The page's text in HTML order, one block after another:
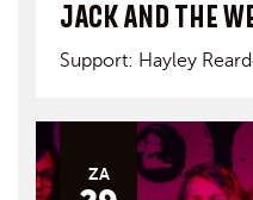
JACK AND THE
Support: Hayley
ZA